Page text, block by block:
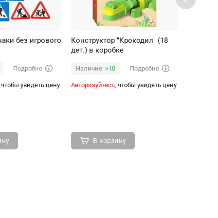
без игрового
Подробно
чтобы увидеть цену
Конструктор "Крокодил" (18
дет.) в коробке
Наличие: >10 Подробно
Авторизуйтесь, чтобы увидеть цену
В корзину